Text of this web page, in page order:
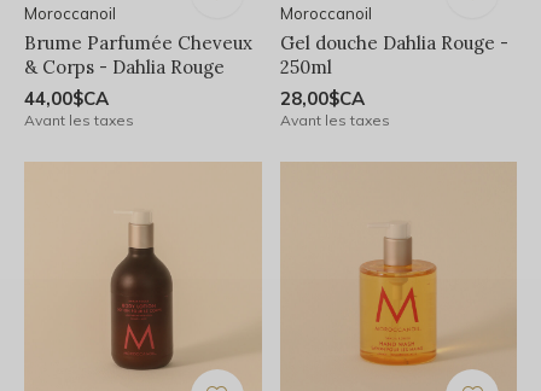
Moroccanoil
Brume Parfumée Cheveux
& Corps - Dahlia Rouge
44,00$CA
Avant les taxes
Moroccanoil
Gel douche Dahlia Rouge -
250ml
28,00$CA
Avant les taxes